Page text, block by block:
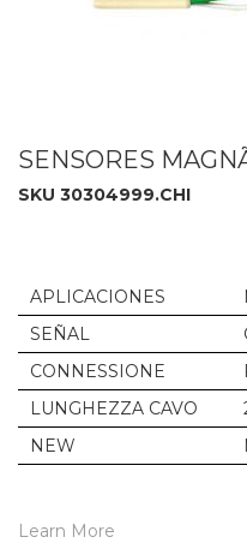
SENSORES
SKU 30304999.CHI
APLICACIONES
SEÑAL
CONNESSIONE
LUNGHEZZA CAVO
NEW
Learn More